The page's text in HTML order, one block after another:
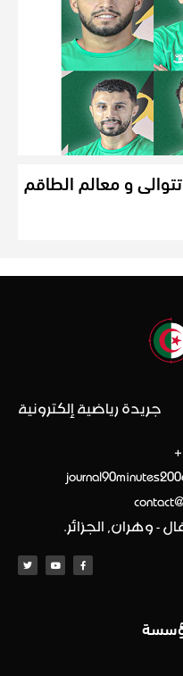
و معالم الطاقم
جريدة رياضية إلكترونية